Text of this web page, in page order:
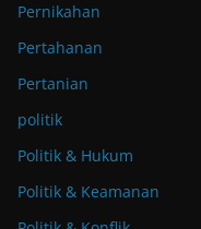
Pernikahan
Pertahanan
Pertanian
politik
Politik & Hukum
Politik & Keamanan